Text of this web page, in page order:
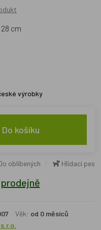
cm
výrobky
Do košíku
oblíbených Hlídací pes
Věk: od 0 měsíců